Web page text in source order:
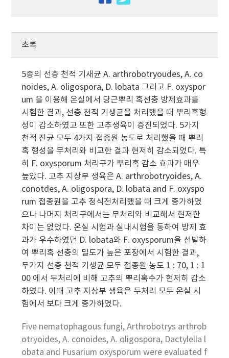
초록
5종의 선충 천적 기새균 A. arthrobotryoudes, A. co
noides, A. oligospora, D. lobata 그리고 F. oxyspor
um 을 이용해 온실에서 당근뿌리 혹선충 방제효과를
시험한 결과, 선충 천적 기생균을 처리했을 때 뿌리혹형
성이 감소하였고 또한 고추생육이 증진되었다. 5가지
천적 진균 모두 4가지 접종원 농도로 처리했을 때 뿌리
혹 형성을 무처리와 비교한 결과 현저히 감소되었다. 특
히 F. oxysporum 처리구가 뿌리혹 감소 효과가 매우
높았다. 고추 지상부 생육은 A. arthrobotryoides, A.
conotdes, A. oligospora, D. lobata and F. oxyspo
rum 접종원을 고추 정식전처리했을 때 크게 증가하였
으나 나머지 처리구에서는 무처리와 비교해서 현저한
차이는 없었다. 온실 시험과 실내시험을 통하여 방제 효
과가 우수하였던 D. lobata와 F. oxysporum을 선발하
여 뿌리혹 선충의 밀도가 높은 포장에서 시험한 결과,
두가지 선충 천적 기생균 모두 접종원 농도 1 : 70, 1 : 1
00 에서 무처리에 비해 고추의 뿌리혹수가 현저히 감소
하였다. 이때 고추 지상부 생육은 두처리 모두 온실 시
험에서 보다 크게 증가하였다.
Five nematophagous fungi, Arthrobotrys arthrob
otryoides, A. conoides, A. oligospora, Dactylella l
obata and Fusarium oxysporum were evaluated f